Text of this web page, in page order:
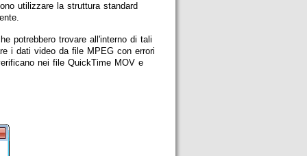
utilizzare la struttura standard
potrebbero trovare all'interno di tali
i dati video da file MPEG con errori
nei file QuickTime MOV e